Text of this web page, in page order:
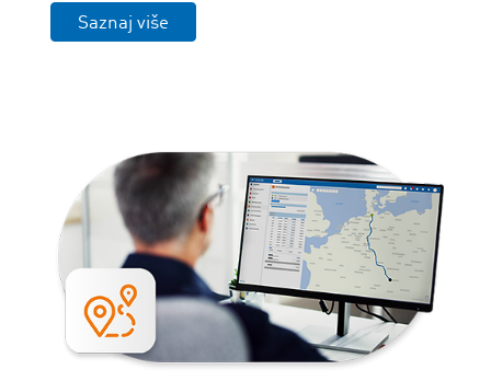
Saznaj više